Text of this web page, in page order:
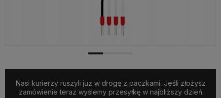
Nasi kurierzy ruszyli już w drogę z paczkami. Jeśli złożysz
zamówienie teraz wyślemy przesyłkę w najbliższy dzień